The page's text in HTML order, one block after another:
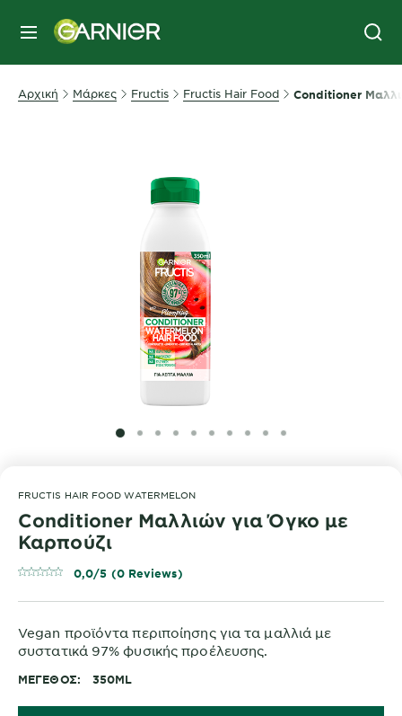
MENU
Αρχική Μάρκες Fructis Fructis Hair Food Conditioner
SLIDE 1
SLIDE 2
SLIDE 3
SLIDE 4
SLIDE 5
SLIDE 6
SLIDE 7
SLIDE 8
SLIDE 9
SLIDE 10
FRUCTIS HAIR FOOD WATERMELON
Conditioner Μαλλιών για Όγκο με
Καρπούζι
0,0/5 (0 Reviews)
Vegan προϊόντα περιποίησης για τα μαλλιά με
συστατικά 97% φυσικής προέλευσης.
ΜΈΓΕΘΟΣ 350ML